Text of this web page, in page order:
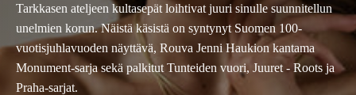
Tarkkasen ateljeen kultasepät loihtivat juuri sinulle suunnitellun
unelmien korun. Näistä käsistä on syntynyt Suomen 100-
vuotisjuhlavuoden näyttävä, Rouva Jenni Haukion kantama
Monument-sarja sekä palkitut Tunteiden vuori, Juuret - Roots ja
Praha-sarjat.